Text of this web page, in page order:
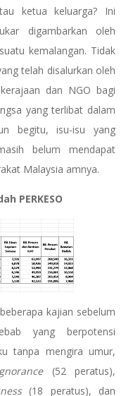
ketua keluarga? Ini
digambarkan oleh
kemalangan. Tidak
telah disalurkan oleh
dan NGO bagi
yang terlibat dalam
begitu, isu-isu yang
belum mendapat
Malaysia amnya.
PERKESO
kajian sebelum
yang berpotensi
tanpa mengira umur,
(52 peratus),
(18 peratus), dan